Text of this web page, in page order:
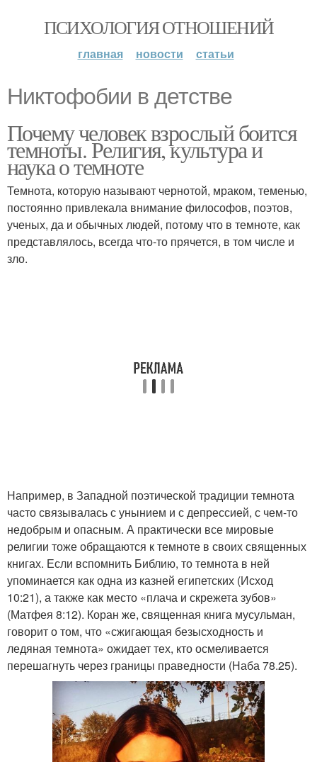
ПСИХОЛОГИЯ ОТНОШЕНИЙ
главная новости статьи
Никтофобии в детстве
Почему человек взрослый боится
темноты. Религия, культура и
наука о темноте
Темнота, которую называют чернотой, мраком, теменью,
постоянно привлекала внимание философов, поэтов,
ученых, да и обычных людей, потому что в темноте, как
представлялось, всегда что-то прячется, в том числе и
зло.
Например, в Западной поэтической традиции темнота
часто связывалась с унынием и с депрессией, с чем-то
недобрым и опасным. А практически все мировые
религии тоже обращаются к темноте в своих священных
книгах. Если вспомнить Библию, то темнота в ней
упоминается как одна из казней египетских (Исход
10:21), а также как место «плача и скрежета зубов»
(Матфея 8:12). Коран же, священная книга мусульман,
говорит о том, что «сжигающая безысходность и
ледяная темнота» ожидает тех, кто осмеливается
перешагнуть через границы праведности (Наба 78.25).